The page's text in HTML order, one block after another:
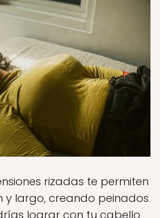
rizadas te permiten
y largo, creando peinados
lograr con tu cabello